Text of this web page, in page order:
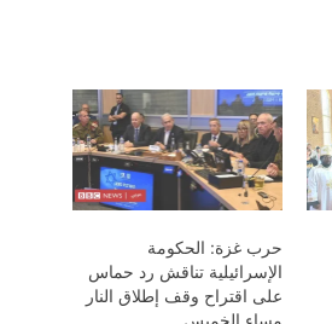
حرب غزة: الحكومة
الإسرائيلية تناقش رد حماس
على اقتراح وقف إطلاق النار
مساء الخميس